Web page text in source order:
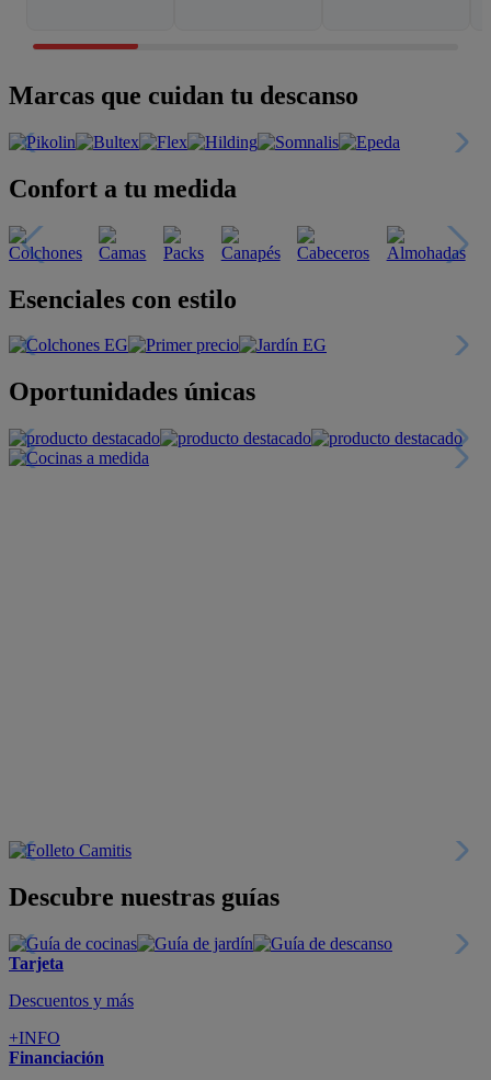
Marcas que cuidan tu descanso
Confort a tu medida
Esenciales con estilo
Oportunidades únicas
Descubre nuestras guías
Tarjeta
Descuentos y más
+INFO
Financiación